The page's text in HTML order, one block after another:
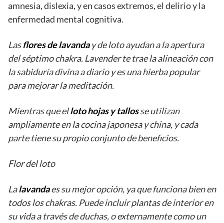
amnesia, dislexia, y en casos extremos, el delirio y la
enfermedad mental cognitiva.
Lasflores de lavanday de loto ayudan a la apertura
del séptimo chakra. Lavender te trae la alineación con
la sabiduría divina a diario y es una hierba popular
para mejorar la meditación.
Mientras que elloto hojas y tallosse utilizan
ampliamente en la cocina japonesa y china, y cada
parte tiene su propio conjunto de beneficios.
Flor del loto
Lalavandaes su mejor opción, ya que funciona bien en
todos los chakras. Puede incluir plantas de interior en
su vida a través de duchas, o externamente como un